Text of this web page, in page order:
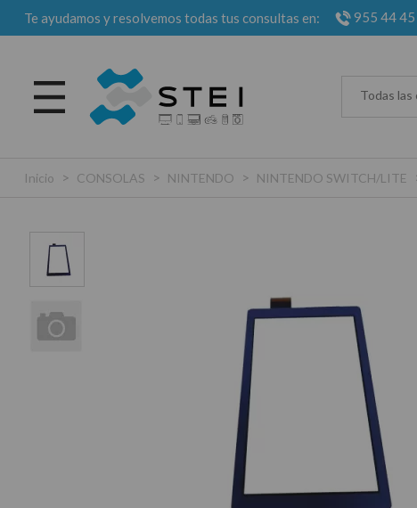
Te ayudamos y resolvemos todas tus consultas en: 955 44 45
Todas
Inicio > CONSOLAS > NINTENDO > NINTENDO SWITCH/LITE